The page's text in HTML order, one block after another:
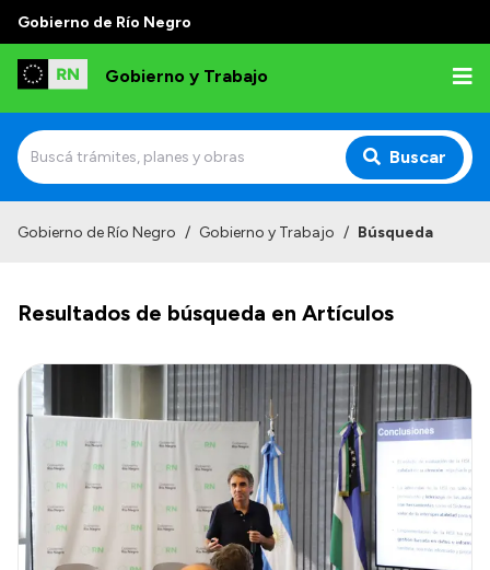
Gobierno de Río Negro
Gobierno y Trabajo
Buscar
Misión
Autoridades, Áreas y Organismos
Delegaciones
Normativa
Transparencia
Gobierno de Río Negro / Gobierno y Trabajo / Búsqueda
Resultados de búsqueda en Artículos